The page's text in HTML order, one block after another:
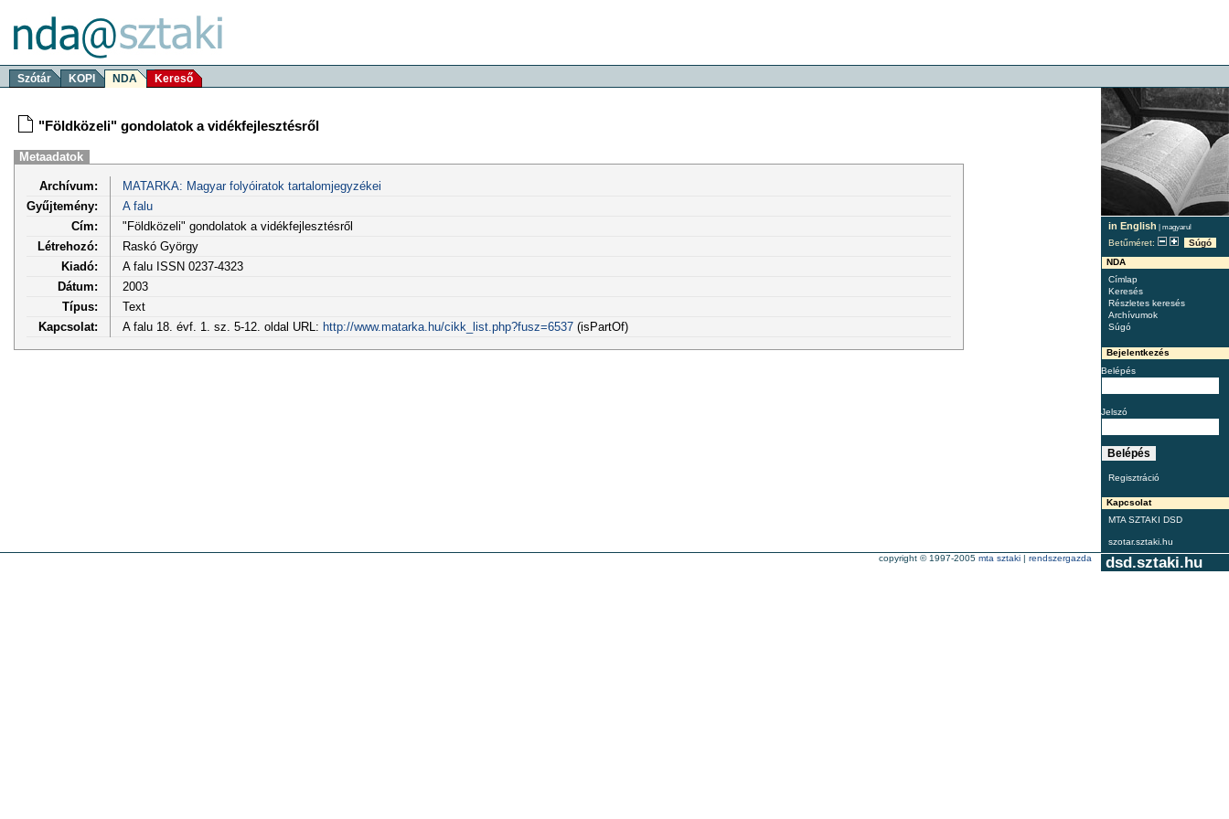
Szótár KOPI NDA Kereső
in English | magyarul
Betűméret:
Súgó
NDA
Címlap
Keresés
Részletes keresés
Archívumok
Súgó
Bejelentkezés
Belépés
Jelszó
Regisztráció
Kapcsolat
MTA SZTAKI DSD
szotar.sztaki.hu
"Földközeli" gondolatok a vidékfejlesztésről
Metaadatok
Archívum:
MATARKA: Magyar folyóiratok tartalomjegyzékei
Gyűjtemény:
A falu
Cím:
"Földközeli" gondolatok a vidékfejlesztésről
Létrehozó:
Raskó György
Kiadó:
A falu ISSN 0237-4323
Dátum:
2003
Típus:
Text
Kapcsolat:
A falu 18. évf. 1. sz. 5-12. oldal URL: http://www.matarka.hu/cikk_list.php?fusz=6537(isPartOf)
dsd.sztaki.hu
copyright © 1997-2005 mta sztaki | rendszergazda